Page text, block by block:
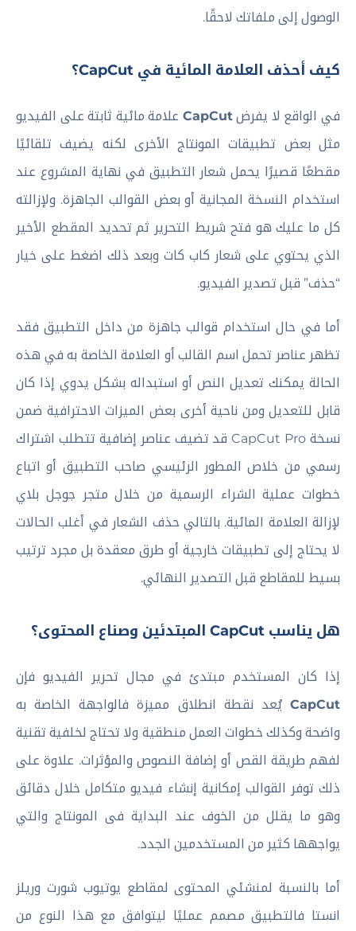
الوصول إلى ملفاتك لاحقًا.
كيف أحذف العلامة المائية في CapCut؟
في الواقع لا يفرضCapCut علامة مائية ثابتة على الفيديو
مثل بعض تطبيقات المونتاج الأخرى لكنه يضيف تلقائيًا
مقطعًا قصيرًا يحمل شعار التطبيق في نهاية المشروع عند
استخدام النسخة المجانية أو بعض القوالب الجاهزة. ولإزالته
كل ما عليك هو فتح شريط التحرير ثم تحديد المقطع الأخير
الذي يحتوي على شعار كاب كات وبعد ذلك اضغط على خيار
“حذف” قبل تصدير الفيديو.
أما في حال استخدام قوالب جاهزة من داخل التطبيق فقد
تظهر عناصر تحمل اسم القالب أو العلامة الخاصة به في هذه
الحالة يمكنك تعديل النص أو استبداله بشكل يدوي إذا كان
قابل للتعديل ومن ناحية أخرى بعض الميزات الاحترافية ضمن
نسخة CapCut Pro قد تضيف عناصر إضافية تتطلب اشتراك
رسمي من خلاص المطور الرئيسي صاحب التطبيق أو اتباع
خطوات عملية الشراء الرسمية من خلال متجر جوجل بلاي
لإزالة العلامة المائية. بالتالي حذف الشعار في أغلب الحالات
لا يحتاج إلى تطبيقات خارجية أو طرق معقدة بل مجرد ترتيب
بسيط للمقاطع قبل التصدير النهائي.
هل يناسب CapCut المبتدئين وصناع المحتوى؟
إذا كان المستخدم مبتدئ في مجال تحرير الفيديو فإن
CapCut يُعد نقطة انطلاق مميزة فالواجهة الخاصة به
واضحة وكذلك خطوات العمل منطقية ولا تحتاج لخلفية تقنية
لفهم طريقة القص أو إضافة النصوص والمؤثرات. علاوة على
ذلك توفر القوالب إمكانية إنشاء فيديو متكامل خلال دقائق
وهو ما يقلل من الخوف عند البداية فى المونتاج والتي
يواجهها كثير من المستخدمين الجدد.
أما بالنسبة لمنشئي المحتوى لمقاطع يوتيوب شورت وريلز
انستا فالتطبيق مصمم عمليًا ليتوافق مع هذا النوع من